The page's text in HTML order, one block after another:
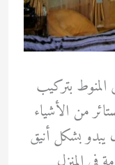
بتركيب
من الأشياء
يبدو بشكل أنيق